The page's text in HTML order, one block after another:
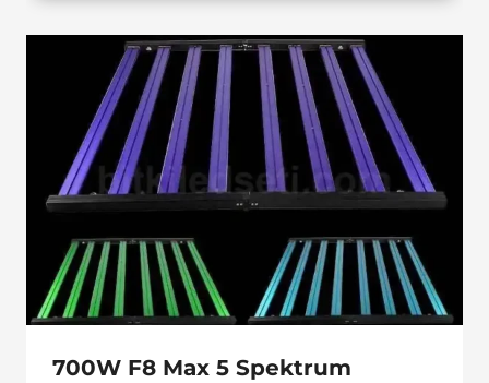
700W F8 Max 5 Spektrum